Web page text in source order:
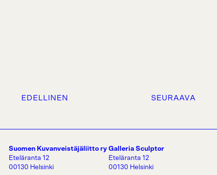
EDELLINEN SEURAAVA
Suomen Kuvanveistäjäliitto ry
Eteläranta 12
00130 Helsinki
Galleria Sculptor
Eteläranta 12
00130 Helsinki